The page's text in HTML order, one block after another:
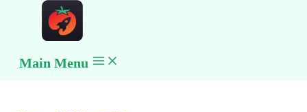
Main Menu